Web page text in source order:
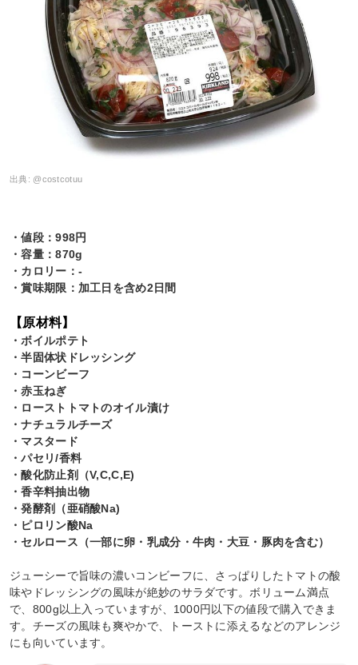
出典: @costcotuu
・値段：998円
・容量：870g
・カロリー：-
・賞味期限：加工日を含め2日間
【原材料】
・ボイルポテト
・半固体状ドレッシング
・コーンビーフ
・赤玉ねぎ
・ローストトマトのオイル漬け
・ナチュラルチーズ
・マスタード
・パセリ/香料
・酸化防止剤（V,C,C,E)
・香辛料抽出物
・発酵剤（亜硝酸Na)
・ピロリン酸Na
・セルロース（一部に卵・乳成分・牛肉・大豆・豚肉を含む）
ジューシーで旨味の濃いコンビーフに、さっぱりしたトマトの酸
味やドレッシングの風味が絶妙のサラダです。ボリューム満点
で、800g以上入っていますが、1000円以下の値段で購入できま
す。チーズの風味も爽やかで、トーストに添えるなどのアレンジ
にも向いています。